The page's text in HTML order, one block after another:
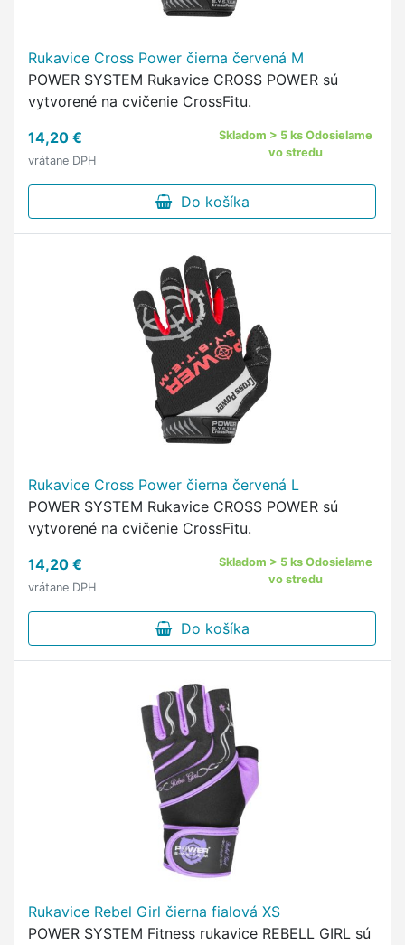
Rukavice Cross Power čierna červená M
POWER SYSTEM Rukavice CROSS POWER sú
vytvorené na cvičenie CrossFitu.
14,20 €
vrátane DPH
Skladom > 5 ks Odosielame
vo stredu
Do košíka
Rukavice Cross Power čierna červená L
POWER SYSTEM Rukavice CROSS POWER sú
vytvorené na cvičenie CrossFitu.
14,20 €
vrátane DPH
Skladom > 5 ks Odosielame
vo stredu
Do košíka
Rukavice Rebel Girl čierna fialová XS
POWER SYSTEM Fitness rukavice REBELL GIRL sú